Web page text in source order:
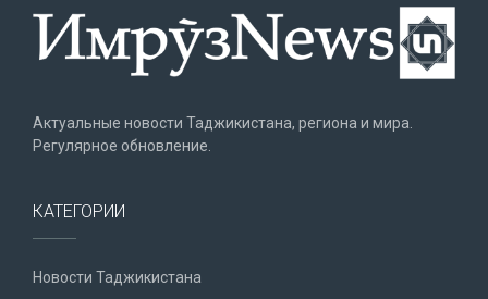
Актуальные новости Таджикистана, региона и мира.
Регулярное обновление.
КАТЕГОРИИ
Новости Таджикистана